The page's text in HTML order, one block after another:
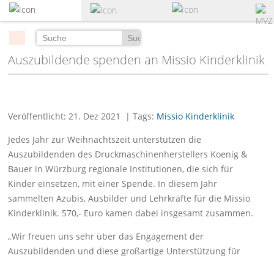
zum
Hauptinhalt
Suchen
Auszubildende spenden an Missio Kinderklinik
Veröffentlicht: 21. Dez 2021 | Tags: Missio Kinderklinik
Jedes Jahr zur Weihnachtszeit unterstützen die
Auszubildenden des Druckmaschinenherstellers Koenig &
Bauer in Würzburg regionale Institutionen, die sich für
Kinder einsetzen, mit einer Spende. In diesem Jahr
sammelten Azubis, Ausbilder und Lehrkräfte für die Missio
Kinderklinik. 570,- Euro kamen dabei insgesamt zusammen.
„Wir freuen uns sehr über das Engagement der
Auszubildenden und diese großartige Unterstützung für